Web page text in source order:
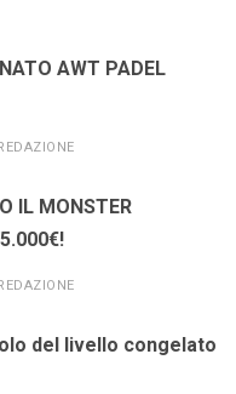
AWT PADEL
REDAZIONE
IL MONSTER
REDAZIONE
del livello congelato